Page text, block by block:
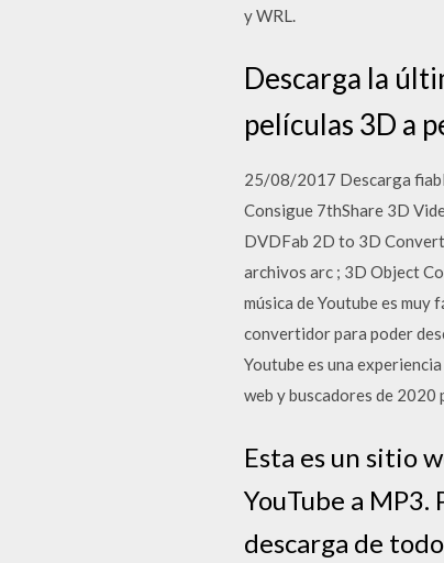
y WRL.
Descarga la
películas 3D a
25/08/2017 Descarga
Consigue 7thShare 3D
DVDFab 2D to 3D
archivos arc ; 3D Object
música de Youtube es muy
convertidor para poder
Youtube es una
web y buscadores de
Esta es un sitio
YouTube a
descarga de